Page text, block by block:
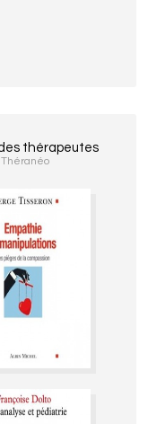
thérapeutes